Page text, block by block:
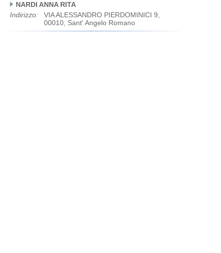
NARDI ANNA RITA
Indirizzo:
VIA ALESSANDRO PIERDOMINICI 9,
00010, Sant' Angelo Romano